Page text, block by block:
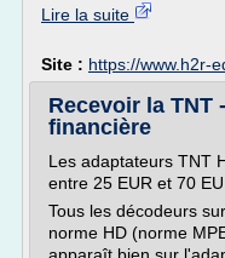
Lire la suite
Site : https://www.h2r-
Recevoir la TNT
financière
Les adaptateurs TNT
entre 25 EUR et 70
Tous les décodeurs
norme HD (norme